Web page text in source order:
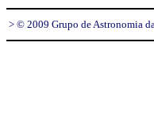
> © 2009 Grupo de Astronomia